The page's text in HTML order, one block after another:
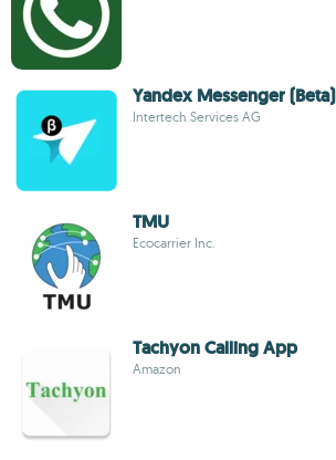
Yandex Messenger (Beta)
Intertech Services AG
TMU
Ecocarrier Inc.
Tachyon Calling App
Amazon